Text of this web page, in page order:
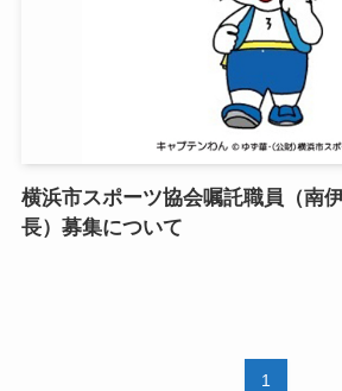
横浜市スポーツ協会嘱託職員（南
長）募集について
1